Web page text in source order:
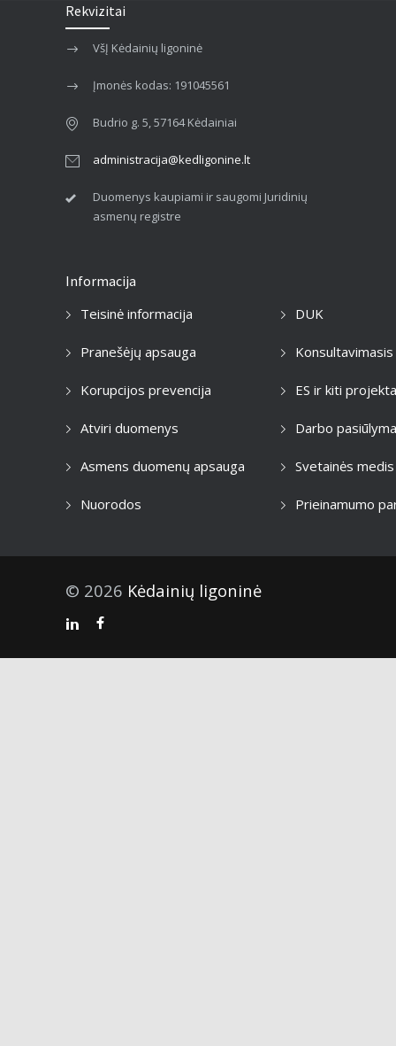
Rekvizitai
VšĮ Kėdainių ligoninė
Įmonės kodas: 191045561
Budrio g. 5, 57164 Kėdainiai
administracija@kedligonine.lt
Duomenys kaupiami ir saugomi Juridinių
asmenų registre
Informacija
Teisinė informacija
Pranešėjų apsauga
Korupcijos prevencija
Atviri duomenys
Asmens duomenų apsauga
Nuorodos
DUK
ES ir kiti
Darbo
Svetainės medis
Prieinamumo
© 2026 Kėdainių ligoninė